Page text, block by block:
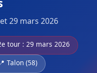
29 mars 2026
tour : 29 mars 2026
Talon (58)